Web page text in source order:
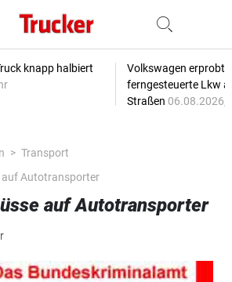
knapp halbiert
Volkswagen erprobt
ferngesteuerte Lkw
Straßen 06.08.2026,
Transport
auf Autotransporter
auf Autotransporter